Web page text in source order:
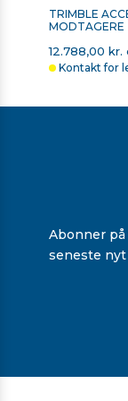
TRIMBLE
MODTAGERE
12.788,00
Kontakt for
Abonner
seneste nyt